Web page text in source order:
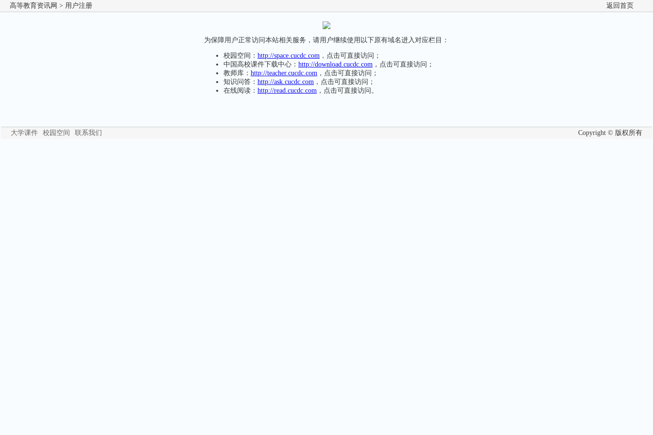
高等教育资讯网 > 用户注册 返回首页
为保障用户正常访问本站相关服务，请用户继续使用以下原有域名进入对应栏目：
校园空间： http://space.cucdc.com ，点击可直接访问；
中国高校课件下载中心： http://download.cucdc.com ，点击可直接访问；
教师库： http://teacher.cucdc.com ，点击可直接访问；
知识问答： http://ask.cucdc.com ，点击可直接访问；
在线阅读： http://read.cucdc.com ，点击可直接访问。
大学课件 校园空间 联系我们 Copyright © 版权所有